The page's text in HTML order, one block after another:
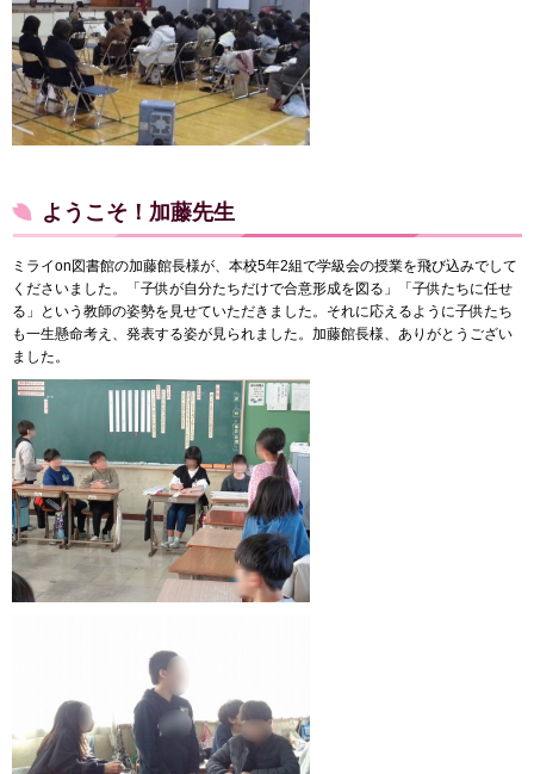
ようこそ！加藤先生
ミライon図書館の加藤館長様が、本校5年2組で学級会の授業を飛び込みでして
くださいました。「子供が自分たちだけで合意形成を図る」「子供たちに任せ
る」という教師の姿勢を見せていただきました。それに応えるように子供たち
も一生懸命考え、発表する姿が見られました。加藤館長様、ありがとうござい
ました。